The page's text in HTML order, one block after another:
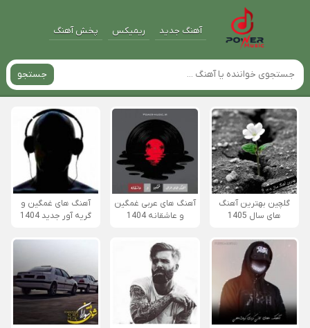
آهنگ جدید ریمیکس پخش آهنگ
جستجو
گلچین بهترین آهنگ
های سال 1405
آهنگ های عربی غمگین
و عاشقانه 1404
آهنگ های غمگین و
گریه آور جدید 1404